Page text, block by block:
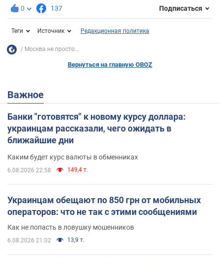
0 137 Подписаться
Теги Источник Редакционная политика
Москва не просто...
Вернуться на главную OBOZ
Важное
Банки "готовятся" к новому курсу доллара:
украинцам рассказали, чего ожидать в
ближайшие дни
Каким будет курс валюты в обменниках
6.08.2026 22:58 149,4 т.
Украинцам обещают по 850 грн от мобильных
операторов: что не так с этими сообщениями
Как не попасть в ловушку мошенников
6.08.2026 21:02 13,9 т.